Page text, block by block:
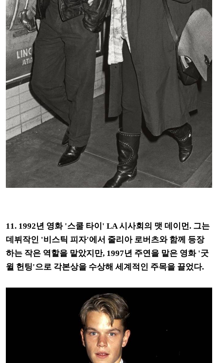
11. 1992년 영화 '스쿨 타이' LA 시사회의 맷 데이먼. 그는
데뷔작인 '비스틱 피자'에서 줄리아 로버츠와 함께 등장
하는 작은 역할을 맡았지만, 1997년 주연을 맡은 영화 '굿
윌 헌팅'으로 각본상을 수상해 세계적인 주목을 끌었다.